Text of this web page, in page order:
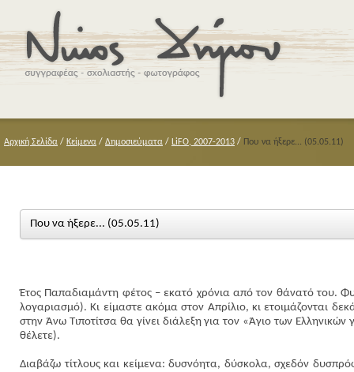
Αρχική Σελίδα / Κείμενα / Δημοσιεύματα / LiFO, 2007-2013 / Που να ήξερε... (05.05.11)
Που να ήξερε... (05.05.11)
Έτος Παπαδιαμάντη φέτος – εκατό χρόνια από τον θάνατό του.
λογαριασμό). Κι είμαστε ακόμα στον Απρίλιο, κι ετοιμάζονται
στην Άνω Τιποτίτσα θα γίνει διάλεξη για τον «Άγιο των
θέλετε).
Διαβάζω τίτλους και κείμενα: δυσνόητα, δύσκολα, σχεδόν